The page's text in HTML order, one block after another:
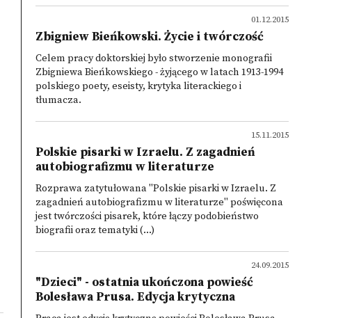
01.12.2015
Zbigniew Bieńkowski. Życie i twórczość
Celem pracy doktorskiej było stworzenie monografii
Zbigniewa Bieńkowskiego - żyjącego w latach 1913-1994
polskiego poety, eseisty, krytyka literackiego i
tłumacza.
15.11.2015
Polskie pisarki w Izraelu. Z zagadnień
autobiografizmu w literaturze
Rozprawa zatytułowana "Polskie pisarki w Izraelu. Z
zagadnień autobiografizmu w literaturze" poświęcona
jest twórczości pisarek, które łączy podobieństwo
biografii oraz tematyki (...)
24.09.2015
"Dzieci" - ostatnia ukończona powieść
Bolesława Prusa. Edycja krytyczna